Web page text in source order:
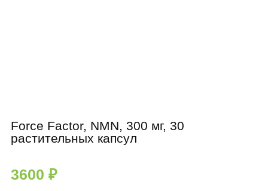
Force Factor, NMN, 300 мг, 30
растительных капсул
3600 ₽